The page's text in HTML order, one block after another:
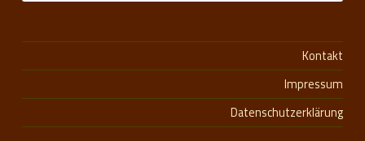
Kontakt
Impressum
Datenschutzerklärung